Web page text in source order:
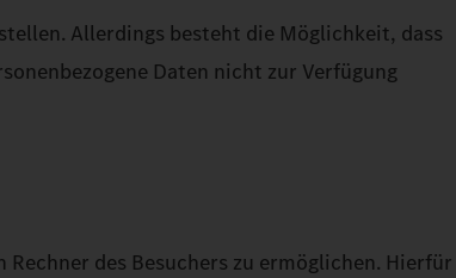
Allerdings besteht die Möglichkeit, dass
Daten nicht zur Verfügung
des Besuchers zu ermöglichen. Hierfür